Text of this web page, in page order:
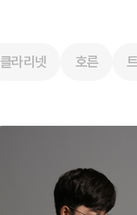
클라리넷 호른